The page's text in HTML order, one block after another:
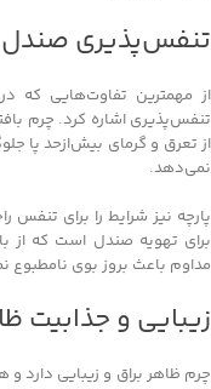
تنفس‌پذیری صندل
از مهمترین تفاوت‌هایی که
تنفس‌پذیری اشاره کرد. چرم
از تعرق و گرمای بیش‌ازحد پا
نمی‌دهد.
پارچه نیز شرایط را برای
برای تهویه صندل است که از
مداوم باعث بروز بوی نامطبوع
زیبایی و جذابیت
چرم ظاهر براق و زیبایی دارد